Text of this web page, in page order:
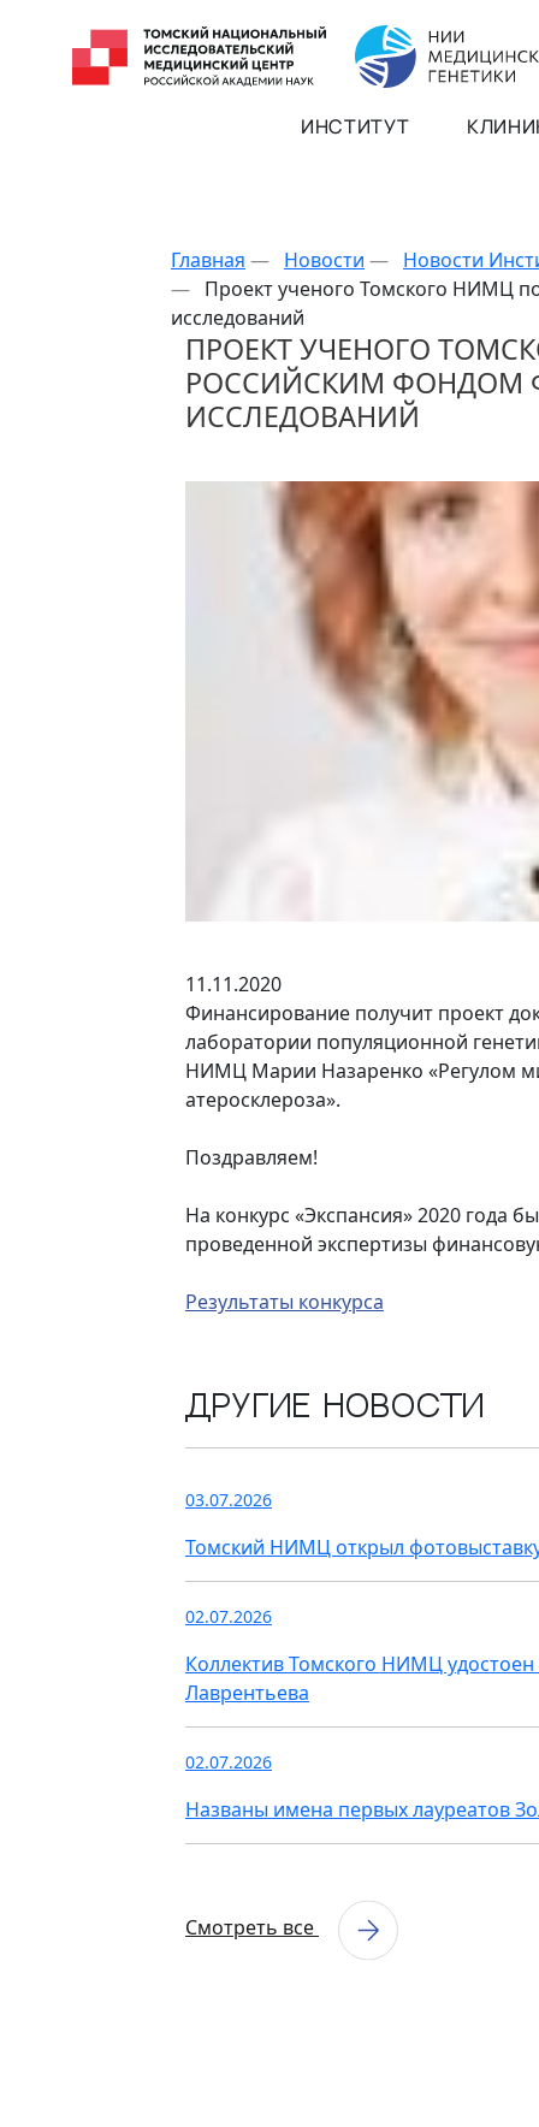
ИНСТИТУТ
Главная — Новости — Новости
— Проект ученого Томского НИМЦ
исследований
ПРОЕКТ УЧЕНОГО
РОССИЙСКИМ ФОНДОМ
ИССЛЕДОВАНИЙ
11.11.2020
Финансирование получит проект
лаборатории популяционной
НИМЦ Марии Назаренко «Регулом
атеросклероза».
Поздравляем!
На конкурс «Экспансия» 2020 года
проведенной экспертизы
Результаты конкурса
Другие новости
03.07.2026
Томский НИМЦ открыл
02.07.2026
Коллектив Томского НИМЦ
Лаврентьева
02.07.2026
Названы имена первых лауреатов
Смотреть все